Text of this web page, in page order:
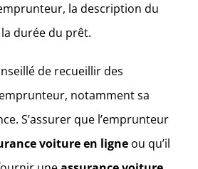
la description du
durée du prêt.
de recueillir des
notamment sa
S’assurer que l’emprunteur
voiture en ligne ou qu’il